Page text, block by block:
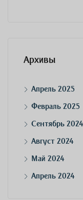
Архивы
Апрель 2025
Февраль 2025
Сентябрь 2024
Август 2024
Май 2024
Апрель 2024